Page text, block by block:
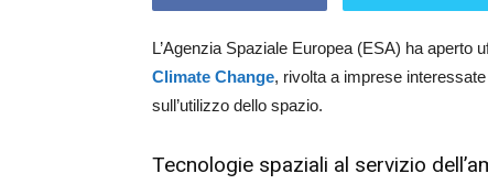
L’Agenzia Spaziale Europea (ESA) ha aperto
Climate Change, rivolta a imprese
sull’utilizzo dello spazio.
Tecnologie spaziali al servizio